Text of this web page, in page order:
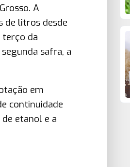
A
de litros desde
terço da
safra, a
em
continuidade
etanol e a